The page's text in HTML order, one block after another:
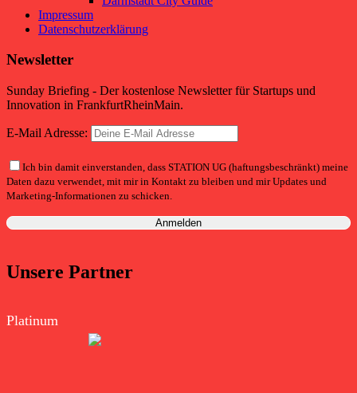
Impressum
Datenschutzerklärung
Newsletter
Sunday Briefing - Der kostenlose Newsletter für Startups und
Innovation in FrankfurtRheinMain.
E-Mail Adresse:
Ich bin damit einverstanden, dass STATION UG (haftungsbeschränkt) meine
Daten dazu verwendet, mit mir in Kontakt zu bleiben und mir Updates und
Marketing-Informationen zu schicken.
Unsere Partner
Platinum